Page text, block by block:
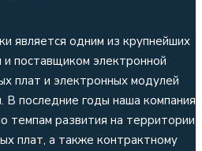
является одним из крупнейших
поставщиком электронной
плат и электронных модулей
В последние годы наша компания
темпам развития на территории
плат, а также контрактному